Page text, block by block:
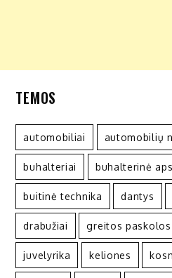
TEMOS
automobiliai automobilių
buhalteriai buhalterinė
buitinė technika dantys
drabužiai greitos paskolos
juvelyrika keliones